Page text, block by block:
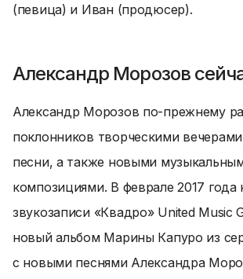
(певица) и Иван (продюсер).
Александр Морозов
Александр Морозов по-прежнему
поклонников творческими
песни, а также новыми
композициями. В феврале 2017 года
звукозаписи «Квадро» United Music
новый альбом Марины Капуро из
с новыми песнями Александра